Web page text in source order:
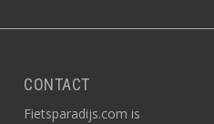
CONTACT
Fietsparadijs.com is